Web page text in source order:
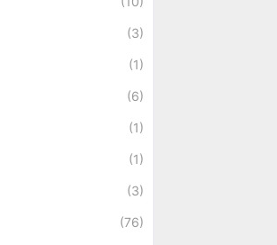
(3)
(1)
(6)
(1)
(1)
(3)
(76)